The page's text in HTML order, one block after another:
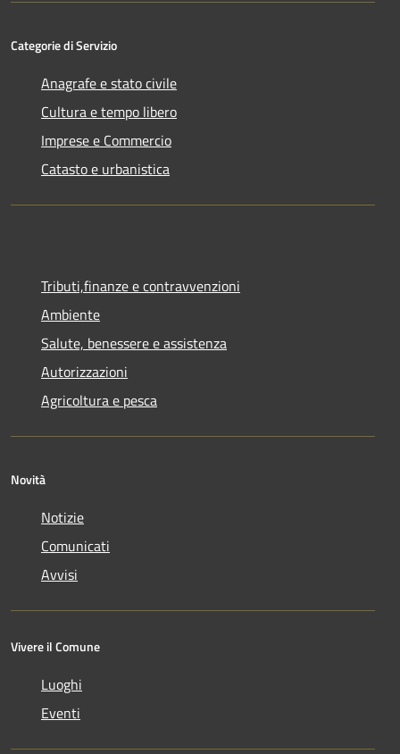
Categorie di Servizio
Anagrafe e stato civile
Cultura e tempo libero
Imprese e Commercio
Catasto e urbanistica
Tributi,finanze e contravvenzioni
Ambiente
Salute, benessere e assistenza
Autorizzazioni
Agricoltura e pesca
Novità
Notizie
Comunicati
Avvisi
Vivere il Comune
Luoghi
Eventi